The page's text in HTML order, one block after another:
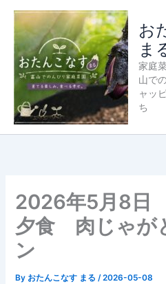
お
ま
家庭
山で
ャッ
ち
2026年5月8日
夕食 肉じゃが
ン
By おたんこなす まる/2026-05-08